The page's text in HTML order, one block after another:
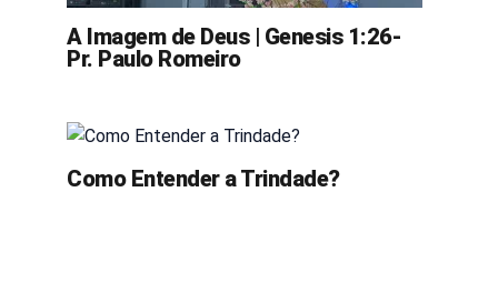
A Imagem de Deus | Genesis 1:26-
Pr. Paulo Romeiro
Como Entender a Trindade?